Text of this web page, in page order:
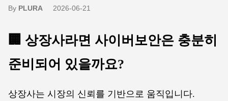
By PLURA 2026-06-21
🏢 상장사라면 사이버보안은 충분히
준비되어 있을까요?
상장사는 시장의 신뢰를 기반으로 움직입니다.